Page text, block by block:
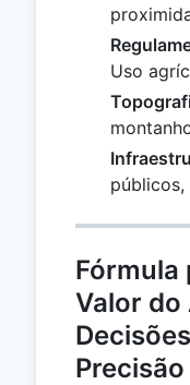
Uso
públicos,
Fórmula
Valor do
Precisão